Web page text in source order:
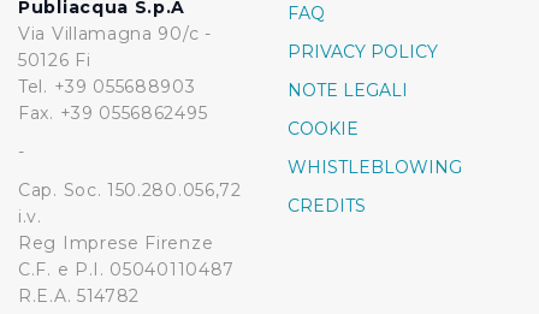
Publiacqua S.p.A
Via Villamagna 90/c -
50126 Fi
Tel. +39 055688903
Fax. +39 0556862495
-
Cap. Soc. 150.280.056,72
i.v.
Reg Imprese Firenze
C.F. e P.I. 05040110487
R.E.A. 514782
FAQ
PRIVACY POLICY
NOTE LEGALI
COOKIE
WHISTLEBLOWING
CREDITS